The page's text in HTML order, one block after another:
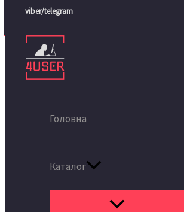
viber/telegram
Головна
Каталог